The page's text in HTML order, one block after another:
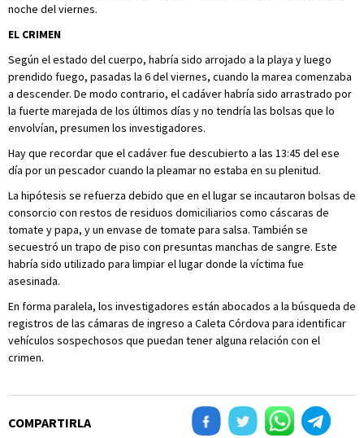
noche del viernes.
EL CRIMEN
Según el estado del cuerpo, habría sido arrojado a la playa y luego
prendido fuego, pasadas la 6 del viernes, cuando la marea comenzaba
a descender. De modo contrario, el cadáver habría sido arrastrado por
la fuerte marejada de los últimos días y no tendría las bolsas que lo
envolvían, presumen los investigadores.
Hay que recordar que el cadáver fue descubierto a las 13:45 del ese
día por un pescador cuando la pleamar no estaba en su plenitud.
La hipótesis se refuerza debido que en el lugar se incautaron bolsas de
consorcio con restos de residuos domiciliarios como cáscaras de
tomate y papa, y un envase de tomate para salsa. También se
secuestró un trapo de piso con presuntas manchas de sangre. Este
habría sido utilizado para limpiar el lugar donde la víctima fue
asesinada.
En forma paralela, los investigadores están abocados a la búsqueda de
registros de las cámaras de ingreso a Caleta Córdova para identificar
vehículos sospechosos que puedan tener alguna relación con el
crimen.
COMPARTIRLA